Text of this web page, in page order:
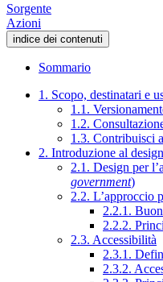
Sorgente
Azioni
indice dei contenuti
Sommario
1. Scopo, destinatari e
1.1.
1.2.
1.3. Contribuisci
2. Introduzione al
2.1. Design per
government)
2.2. L’approccio
2.2.1.
2.2.2.
2.3. Accessibilità
2.3.1.
2.3.2.